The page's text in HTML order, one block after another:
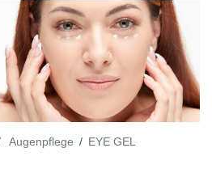
Augenpflege EYE GEL